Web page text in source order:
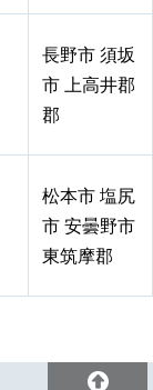
長野市 須坂
市 上高井郡
郡
松本市 塩尻
市 安曇野市
東筑摩郡